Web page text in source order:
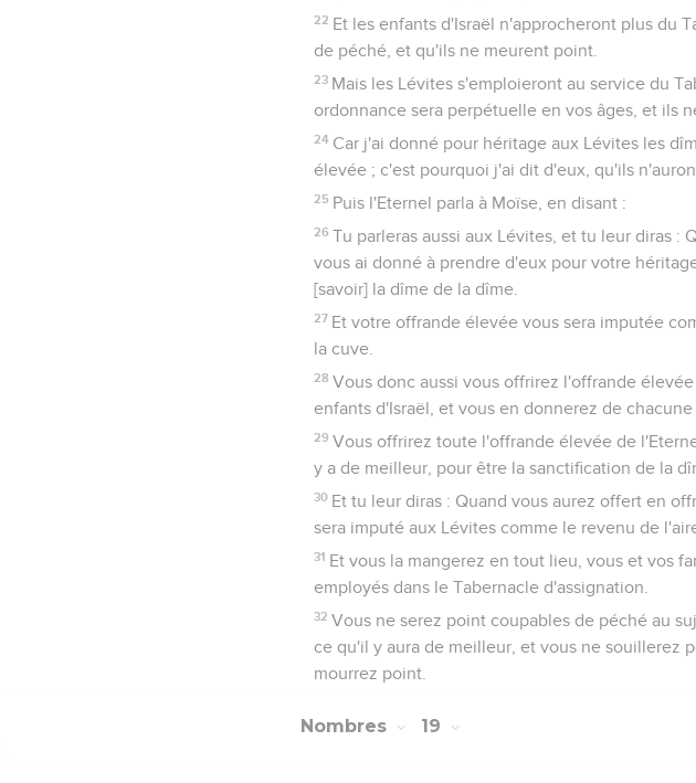
22 Et les enfants d'Israël n'approcheront plus du
de péché, et qu'ils ne meurent point.
23 Mais les Lévites s'emploieront au service du
ordonnance sera perpétuelle en vos âges, et ils
24 Car j'ai donné pour héritage aux Lévites les
élevée ; c'est pourquoi j'ai dit d'eux, qu'ils
25 Puis l'Eternel parla à Moïse, en disant :
26 Tu parleras aussi aux Lévites, et tu leur diras :
vous ai donné à prendre d'eux pour votre
[savoir] la dîme de la dîme.
27 Et votre offrande élevée vous sera imputée
la cuve.
28 Vous donc aussi vous offrirez l'offrande
enfants d'Israël, et vous en donnerez de
29 Vous offrirez toute l'offrande élevée de
y a de meilleur, pour être la sanctification de la
30 Et tu leur diras : Quand vous aurez offert en
sera imputé aux Lévites comme le revenu de
31 Et vous la mangerez en tout lieu, vous et vos
employés dans le Tabernacle d'assignation.
32 Vous ne serez point coupables de péché au
ce qu'il y aura de meilleur, et vous ne souillerez
mourrez point.
Nombres 19